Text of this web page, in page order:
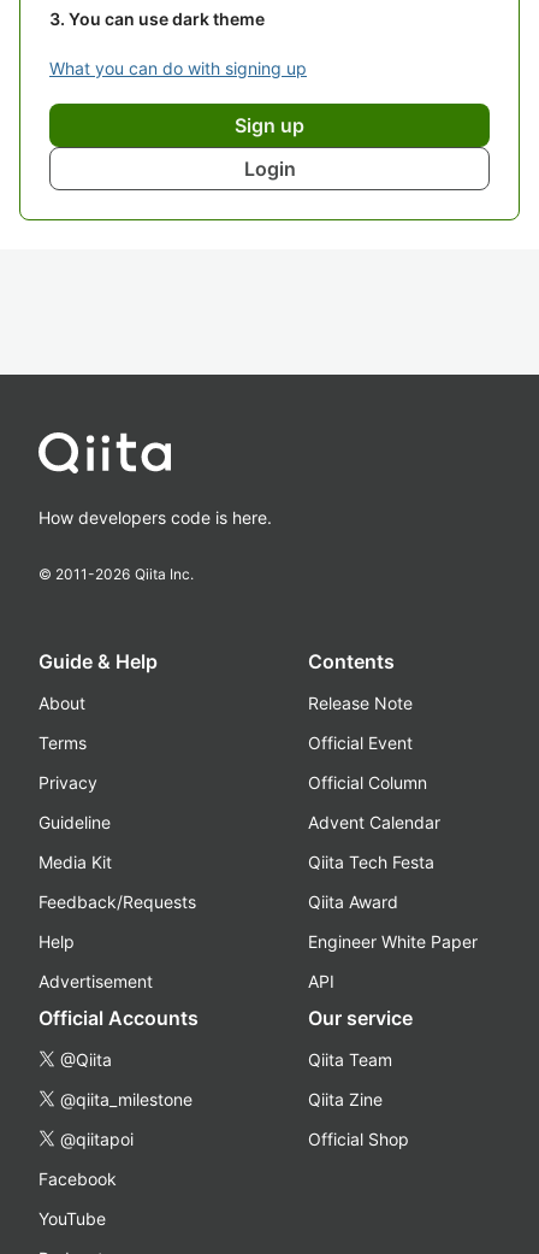
You can use dark theme
What you can do with signing up
Sign up
Login
How developers code is here.
© 2011-2026 Qiita Inc.
Guide & Help
About
Terms
Privacy
Guideline
Media Kit
Feedback/Requests
Help
Advertisement
Contents
Release Note
Official Event
Official Column
Advent Calendar
Qiita Tech Festa
Qiita Award
Engineer White Paper
API
Official Accounts
@Qiita
@qiita_milestone
@qiitapoi
Facebook
YouTube
Our service
Qiita Team
Qiita Zine
Official Shop